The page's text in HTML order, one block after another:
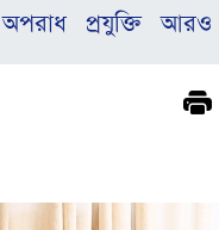
অপরাধ প্রযুক্তি আরও